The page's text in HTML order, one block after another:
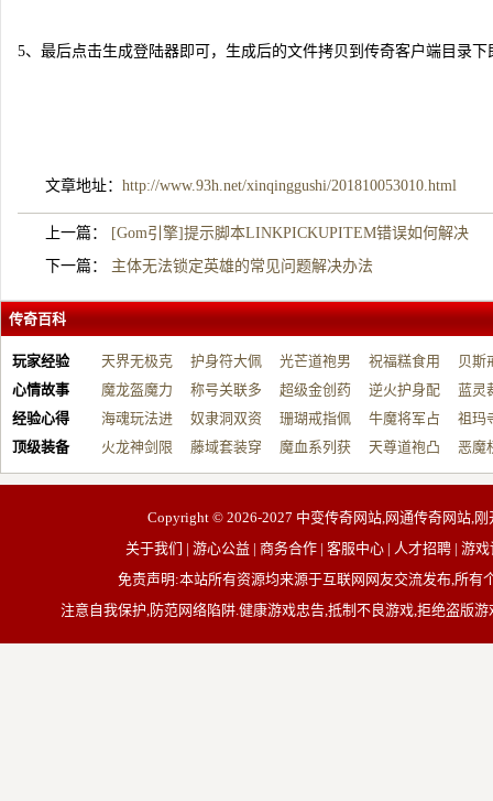
5、最后点击生成登陆器即可，生成后的文件拷贝到传奇客户端目录下
文章地址： http://www.93h.net/xinqinggushi/201810053010.html
上一篇：
[Gom引擎]提示脚本LINKPICKUPITEM错误如何解决
下一篇： 主体无法锁定英雄的常见问题解决办法
传奇百科
玩家经验
天界无极克
制…
护身符大佩
戴…
光芒道袍男
战…
祝福糕食用
帮…
贝斯
开…
心情故事
魔龙盔魔力
增…
称号关联多
元…
超级金创药
带…
逆火护身配
祝…
蓝灵
台…
经验心得
海魂玩法进
阶…
奴隶洞双资
源…
珊瑚戒指佩
戴…
牛魔将军占
占…
祖玛
动…
顶级装备
火龙神剑限
制…
藤域套装穿
戴…
魔血系列获
取…
天尊道袍凸
显…
恶魔
有…
Copyright © 2026-2027 中变传奇网站,网通传奇网站,
关于我们 | 游心公益 | 商务合作 | 客服中心 | 人才招聘 | 游
免责声明:本站所有资源均来源于互联网网友交流发布,所
注意自我保护,防范网络陷阱.健康游戏忠告,抵制不良游戏,拒绝盗版